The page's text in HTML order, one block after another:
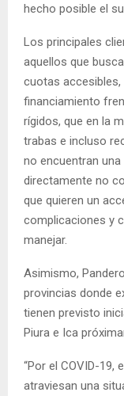
hecho posible el
Los principales
aquellos que
cuotas accesibles,
financiamiento
rígidos, que en la
trabas e incluso
no encuentran
directamente no
que quieren un
complicaciones y
manejar.
Asimismo,
provincias donde
tienen previsto
Piura e Ica
“Por el COVID-
atraviesan una